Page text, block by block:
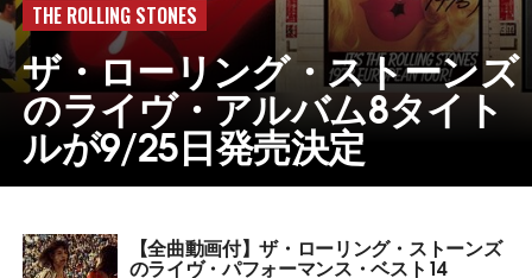
THE ROLLING STONES
ザ・ローリング・ストーンズ
のライヴ・アルバム8タイト
ルが9/25日発売決定
【全曲動画付】ザ・ローリング・ストーンズ
のライヴ・パフォーマンス・ベスト14